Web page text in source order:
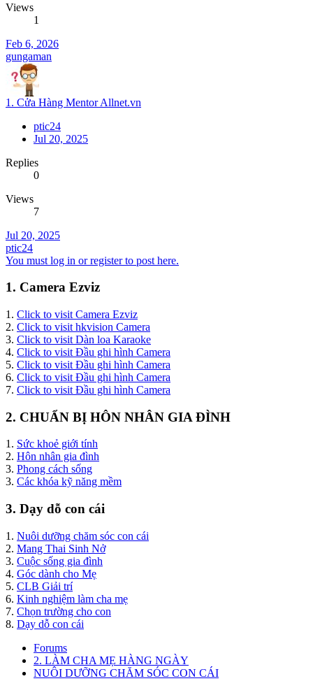
Views
1
Feb 6, 2026
gungaman
1. Cửa Hàng Mentor Allnet.vn
ptic24
Jul 20, 2025
Replies
0
Views
7
Jul 20, 2025
ptic24
You must log in or register to post here.
1. Camera Ezviz
1. Click to visit Camera Ezviz
2. Click to visit hkvision Camera
3. Click to visit Dàn loa Karaoke
4. Click to visit Đầu ghi hình Camera
5. Click to visit Đầu ghi hình Camera
6. Click to visit Đầu ghi hình Camera
7. Click to visit Đầu ghi hình Camera
2. CHUẨN BỊ HÔN NHÂN GIA ĐÌNH
1. Sức khoẻ giới tính
2. Hôn nhân gia đình
3. Phong cách sống
3. Các khóa kỹ năng mềm
3. Dạy dỗ con cái
1. Nuôi dưỡng chăm sóc con cái
2. Mang Thai Sinh Nở
3. Cuộc sống gia đình
4. Góc dành cho Mẹ
5. CLB Giải trí
6. Kinh nghiệm làm cha mẹ
7. Chọn trường cho con
8. Dạy dỗ con cái
Forums
2. LÀM CHA MẸ HÀNG NGÀY
NUÔI DƯỠNG CHĂM SÓC CON CÁI